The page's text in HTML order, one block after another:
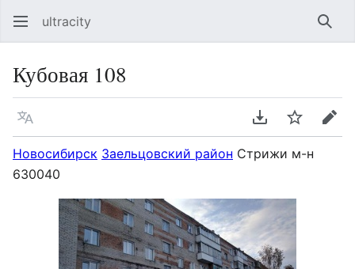
ultracity
Кубовая 108
Язык Скачать PDF
Следить
Новосибирск Заельцовский район Стрижи м-н
630040